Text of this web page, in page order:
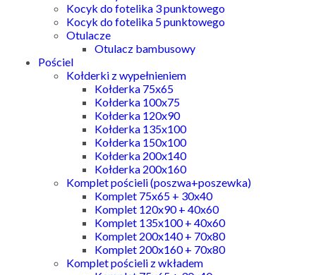
Kocyk do fotelika 3 punktowego
Kocyk do fotelika 5 punktowego
Otulacze
Otulacz bambusowy
Pościel
Kołderki z wypełnieniem
Kołderka 75x65
Kołderka 100x75
Kołderka 120x90
Kołderka 135x100
Kołderka 150x100
Kołderka 200x140
Kołderka 200x160
Komplet pościeli (poszwa+poszewka)
Komplet 75x65 + 30x40
Komplet 120x90 + 40x60
Komplet 135x100 + 40x60
Komplet 200x140 + 70x80
Komplet 200x160 + 70x80
Komplet pościeli z wkładem